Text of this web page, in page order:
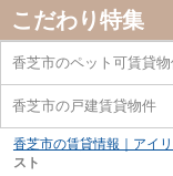
こだわり特集
香芝市のペット可賃貸
香芝市の戸建賃貸物件
香芝市の賃貸情報｜アイ
スト